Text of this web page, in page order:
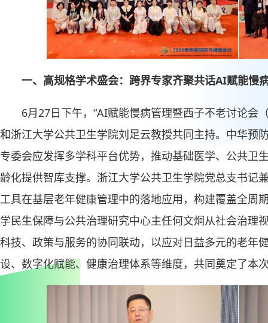
一、高规格学术盛会：跨界专家齐聚共话AI赋能慢
6月27日下午，“AI赋能慢病管理暨西子不老讨论会
和浙江大学公共卫生学院刘足云教授共同主持。中华预
专委会应发挥多学科平台优势，推动基础医学、公共卫
龄化提供智库支撑。浙江大学公共卫生学院党总支书记
工具在基层老年健康管理中的落地应用，构建覆盖全周
学民生保障与公共治理研究中心主任何文炯从社会治理
科技、政策与服务的协同联动，以应对日益多元的老年
设、数字化赋能、健康治理体系等维度，共同奠定了本